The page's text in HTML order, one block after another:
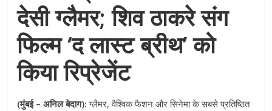
देसी ग्लैमर; शिव ठाकरे संग
फिल्म ‘द लास्ट ब्रीथ’ को
किया रिप्रेजेंट
(मुंबई – अनिल बेदाग): ग्लैमर, वैश्विक फैशन और सिनेमा के सबसे प्रतिष्ठित